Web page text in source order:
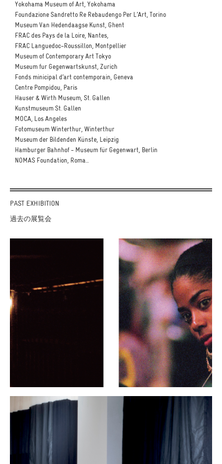
Yokohama Museum of Art, Yokohama
Foundazione Sandretto Re Rebaudengo Per L’Art, Torino
Museum Van Hedendaagse Kunst, Ghent
FRAC des Pays de la Loire, Nantes,
FRAC Languedoc-Roussillon, Montpellier
Museum of Contemporary Art Tokyo
Museum fur Gegenwartskunst, Zurich
Fonds minicipal d’art contemporain, Geneva
Centre Pompidou, Paris
Hauser & Wirth Museum, St. Gallen
Kunstmuseum St. Gallen
MOCA, Los Angeles
Fotomuseum Winterthur, Winterthur
Museum der Bildenden Künste, Leipzig
Hamburger Bahnhof - Museum für Gegenwart, Berlin
NOMAS Foundation, Roma...
PAST EXHIBITION
過去の展覧会